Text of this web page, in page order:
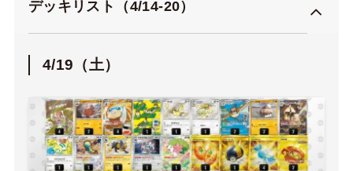
デッキリスト（4/14-20）
4/19（土）